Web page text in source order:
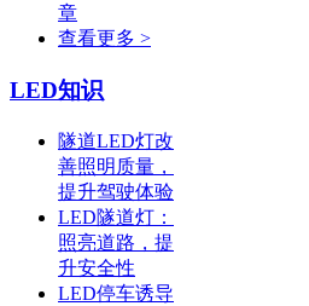
章
查看更多 >
LED知识
隧道LED灯改
善照明质量，
提升驾驶体验
LED隧道灯：
照亮道路，提
升安全性
LED停车诱导